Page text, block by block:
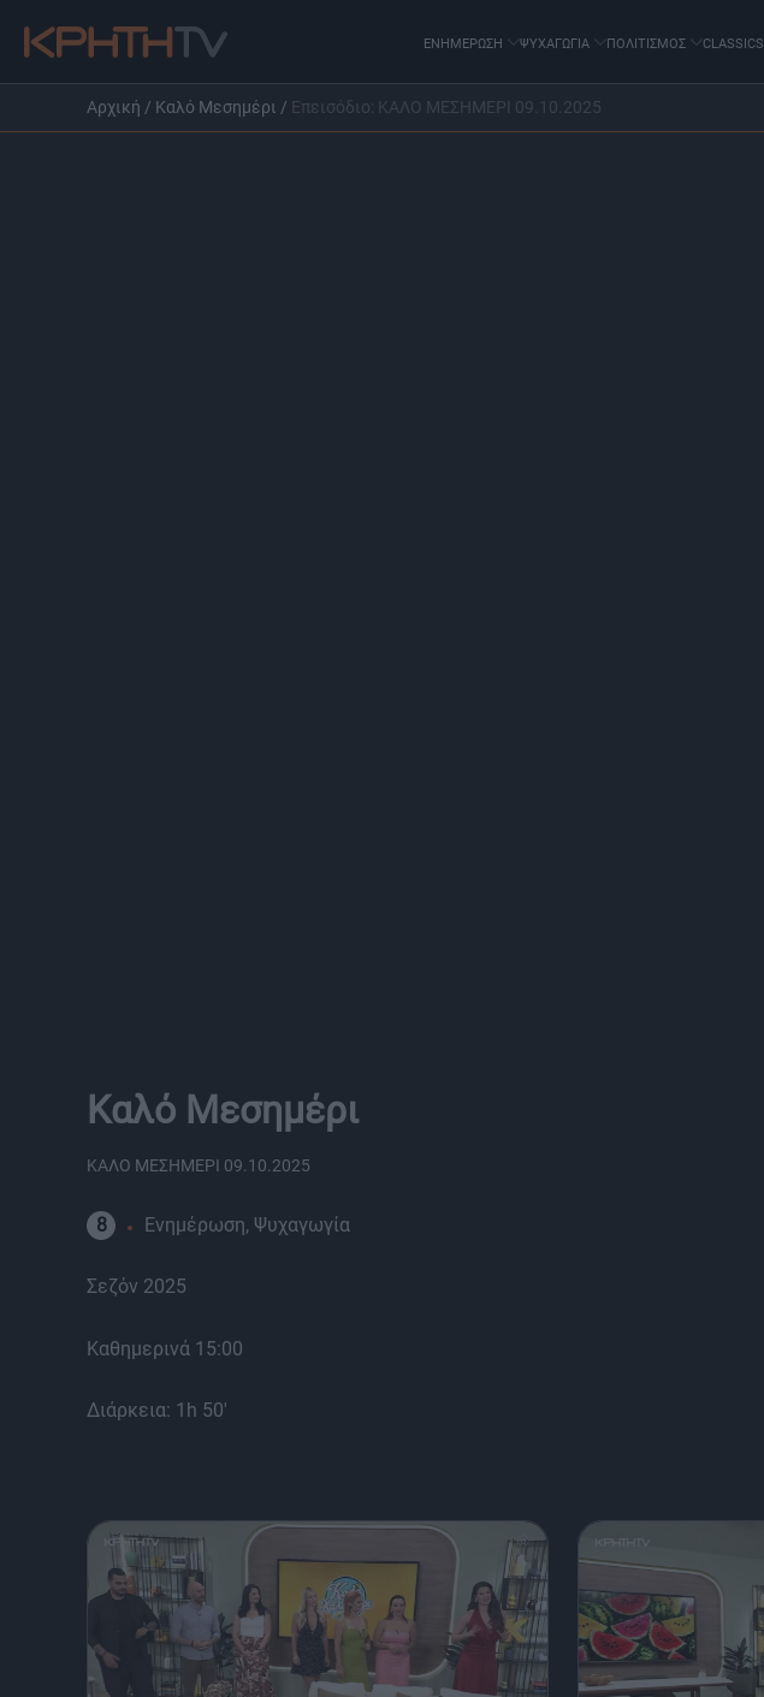
ΕΝΗΜΕΡΩΣΗ ΨΥΧΑΓΩΓΙΑ ΠΟΛΙΤΙΣΜΟΣ CLASSICS
Αρχική / Καλό Μεσημέρι / Επεισόδιο: ΚΑΛΟ ΜΕΣΗΜΕΡΙ 09.10.2025
Καλό Μεσημέρι
ΚΑΛΟ ΜΕΣΗΜΕΡΙ 09.10.2025
8 Ενημέρωση, Ψυχαγωγία
Σεζόν 2025
Καθημερινά 15:00
Διάρκεια: 1h 50'